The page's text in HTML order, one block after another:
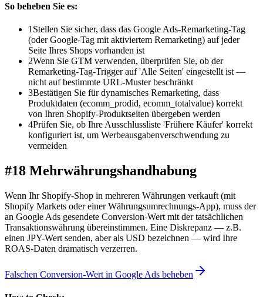
So beheben Sie es:
1 Stellen Sie sicher, dass das Google Ads-Remarketing-Tag
(oder Google-Tag mit aktiviertem Remarketing) auf jeder
Seite Ihres Shops vorhanden ist
2Wenn Sie GTM verwenden, überprüfen Sie, ob der
Remarketing-Tag-Trigger auf 'Alle Seiten' eingestellt ist —
nicht auf bestimmte URL-Muster beschränkt
3Bestätigen Sie für dynamisches Remarketing, dass
Produktdaten (ecomm_prodid, ecomm_totalvalue) korrekt
von Ihren Shopify-Produktseiten übergeben werden
4Prüfen Sie, ob Ihre Ausschlussliste 'Frühere Käufer' korrekt
konfiguriert ist, um Werbeausgabenverschwendung zu
vermeiden
#18 Mehrwährungshandhabung
Wenn Ihr Shopify-Shop in mehreren Währungen verkauft (mit
Shopify Markets oder einer Währungsumrechnungs-App), muss der
an Google Ads gesendete Conversion-Wert mit der tatsächlichen
Transaktionswährung übereinstimmen. Eine Diskrepanz — z.B.
einen JPY-Wert senden, aber als USD bezeichnen — wird Ihre
ROAS-Daten dramatisch verzerren.
Falschen Conversion-Wert in Google Ads beheben